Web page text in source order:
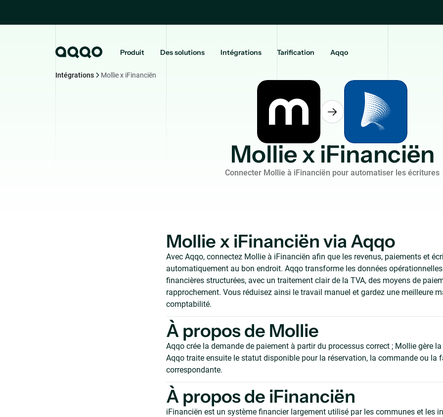
Produit Des solutions Intégrations Tarification Aqqo
Intégrations Mollie x iFinanciën
Mollie x iFinanciën
Connecter Mollie à iFinanciën pour automatiser les écritures
Mollie x iFinanciën via Aqqo
Avec Aqqo, connectez Mollie à iFinanciën afin que les revenus, paiements et
automatiquement au bon endroit. Aqqo transforme les données
financières structurées, avec un traitement clair de la TVA, des moyens de
rapprochement. Vous réduisez ainsi le travail manuel et gardez une meilleure
comptabilité.
À propos de Mollie
Aqqo crée la demande de paiement à partir du processus correct ; Mollie gère
Aqqo traite ensuite le statut disponible pour la réservation, la commande ou la
correspondante.
À propos de iFinanciën
iFinanciën est un système financier largement utilisé par les communes et les